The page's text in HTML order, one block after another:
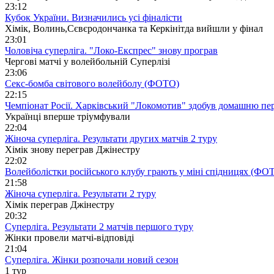
23:12
Кубок України. Визначились усі фіналісти
Хімік, Волинь,Сєвєродончанка та Керкінітда вийшли у фінал
23:01
Чоловіча суперліга. "Локо-Експрес" знову програв
Чергові матчі у волейбольній Суперлізі
23:06
Секс-бомба світового волейболу (ФОТО)
22:15
Чемпіонат Росії. Харківський "Локомотив" здобув домашню
Українці вперше тріумфували
22:04
Жіноча суперліга. Результати других матчів 2 туру
Хімік знову переграв Джінестру
22:02
Волейболістки російського клубу грають у міні спідницях
21:58
Жіноча суперліга. Результати 2 туру
Хімік переграв Джінестру
20:32
Суперліга. Результати 2 матчів першого туру
Жінки провели матчі-відповіді
21:04
Суперліга. Жінки розпочали новий сезон
1 тур